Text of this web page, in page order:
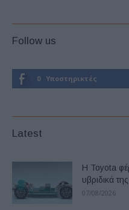
Follow us
0 Υποστηρικτές
Latest
Η Toyota
υβριδικά της
07/08/2026